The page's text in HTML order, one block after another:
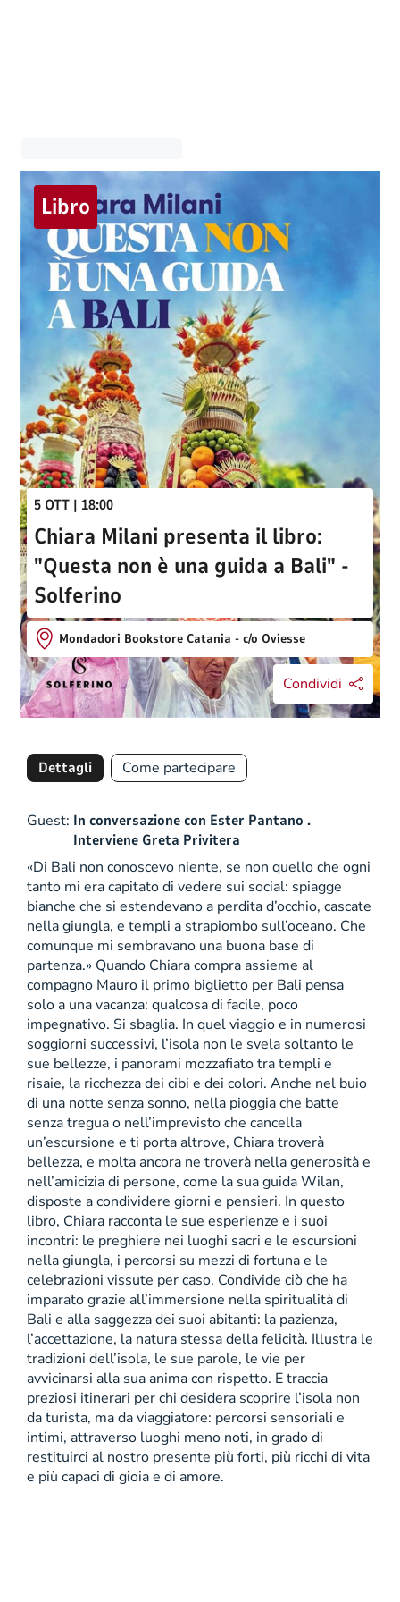
Libro
5 OTT | 18:00
Chiara Milani presenta il libro:
"Questa non è una guida a Bali" -
Solferino
Mondadori Bookstore Catania - c/o Oviesse
Condividi
Dettagli Come partecipare
Guest: In conversazione con Ester Pantano .
Interviene Greta Privitera
«Di Bali non conoscevo niente, se non quello che ogni
tanto mi era capitato di vedere sui social: spiagge
bianche che si estendevano a perdita d’occhio, cascate
nella giungla, e templi a strapiombo sull’oceano. Che
comunque mi sembravano una buona base di
partenza.» Quando Chiara compra assieme al
compagno Mauro il primo biglietto per Bali pensa
solo a una vacanza: qualcosa di facile, poco
impegnativo. Si sbaglia. In quel viaggio e in numerosi
soggiorni successivi, l’isola non le svela soltanto le
sue bellezze, i panorami mozzafiato tra templi e
risaie, la ricchezza dei cibi e dei colori. Anche nel buio
di una notte senza sonno, nella pioggia che batte
senza tregua o nell’imprevisto che cancella
un’escursione e ti porta altrove, Chiara troverà
bellezza, e molta ancora ne troverà nella generosità e
nell’amicizia di persone, come la sua guida Wilan,
disposte a condividere giorni e pensieri. In questo
libro, Chiara racconta le sue esperienze e i suoi
incontri: le preghiere nei luoghi sacri e le escursioni
nella giungla, i percorsi su mezzi di fortuna e le
celebrazioni vissute per caso. Condivide ciò che ha
imparato grazie all’immersione nella spiritualità di
Bali e alla saggezza dei suoi abitanti: la pazienza,
l’accettazione, la natura stessa della felicità. Illustra le
tradizioni dell’isola, le sue parole, le vie per
avvicinarsi alla sua anima con rispetto. E traccia
preziosi itinerari per chi desidera scoprire l’isola non
da turista, ma da viaggiatore: percorsi sensoriali e
intimi, attraverso luoghi meno noti, in grado di
restituirci al nostro presente più forti, più ricchi di vita
e più capaci di gioia e di amore.